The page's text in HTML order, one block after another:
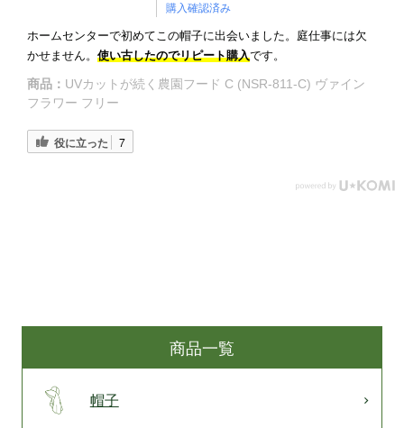
購入確認済み
ホームセンターで初めてこの帽子に出会いました。庭仕事には欠
かせません。 使い古したのでリピート購入です。
商品： UVカットが続く農園フード C (NSR-811-C) ヴァイン
フラワー フリー
役に立った 7
商品一覧
帽子